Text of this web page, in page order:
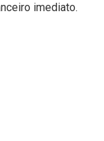
imediato.